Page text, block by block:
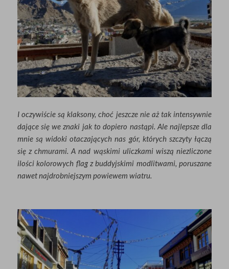
I oczywiście są klaksony, choć jeszcze nie aż tak intensywnie
dające się we znaki jak to dopiero nastąpi. Ale najlepsze dla
mnie są widoki otaczających nas gór, których szczyty łączą
się z chmurami. A nad wąskimi uliczkami wiszą niezliczone
ilości kolorowych flag z buddyjskimi modlitwami, poruszane
nawet najdrobniejszym powiewem wiatru.